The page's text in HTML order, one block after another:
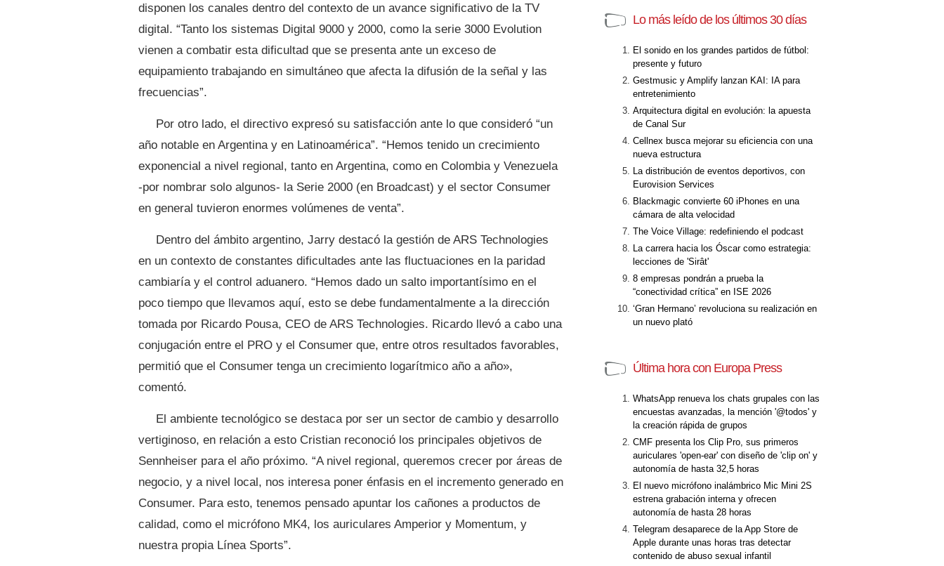
disponen los canales dentro del contexto de un avance significativo de la TV
digital. “Tanto los sistemas Digital 9000 y 2000, como la serie 3000 Evolution
vienen a combatir esta dificultad que se presenta ante un exceso de
equipamiento trabajando en simultáneo que afecta la difusión de la señal y las
frecuencias”.
Por otro lado, el directivo expresó su satisfacción ante lo que consideró “un
año notable en Argentina y en Latinoamérica”. “Hemos tenido un crecimiento
exponencial a nivel regional, tanto en Argentina, como en Colombia y Venezuela
-por nombrar solo algunos- la Serie 2000 (en Broadcast) y el sector Consumer
en general tuvieron enormes volúmenes de venta”.
Dentro del ámbito argentino, Jarry destacó la gestión de ARS Technologies
en un contexto de constantes dificultades ante las fluctuaciones en la paridad
cambiaría y el control aduanero. “Hemos dado un salto importantísimo en el
poco tiempo que llevamos aquí, esto se debe fundamentalmente a la dirección
tomada por Ricardo Pousa, CEO de ARS Technologies. Ricardo llevó a cabo una
conjugación entre el PRO y el Consumer que, entre otros resultados favorables,
permitió que el Consumer tenga un crecimiento logarítmico año a año»,
comentó.
El ambiente tecnológico se destaca por ser un sector de cambio y desarrollo
vertiginoso, en relación a esto Cristian reconoció los principales objetivos de
Sennheiser para el año próximo. “A nivel regional, queremos crecer por áreas de
negocio, y a nivel local, nos interesa poner énfasis en el incremento generado en
Consumer. Para esto, tenemos pensado apuntar los cañones a productos de
calidad, como el micrófono MK4, los auriculares Amperior y Momentum, y
nuestra propia Línea Sports”.
Lo más leído de los últimos 30 días
El sonido en los grandes partidos de fútbol:
presente y futuro
Gestmusic y Amplify lanzan KAI: IA para
entretenimiento
Arquitectura digital en evolución: la apuesta
de Canal Sur
Cellnex busca mejorar su eficiencia con una
nueva estructura
La distribución de eventos deportivos, con
Eurovision Services
Blackmagic convierte 60 iPhones en una
cámara de alta velocidad
The Voice Village: redefiniendo el podcast
La carrera hacia los Óscar como estrategia:
lecciones de 'Sirât'
8 empresas pondrán a prueba la
“conectividad crítica” en ISE 2026
‘Gran Hermano’ revoluciona su realización en
un nuevo plató
Última hora con Europa Press
WhatsApp renueva los chats grupales con las
encuestas avanzadas, la mención '@todos' y
la creación rápida de grupos
CMF presenta los Clip Pro, sus primeros
auriculares 'open-ear' con diseño de 'clip on' y
autonomía de hasta 32,5 horas
El nuevo micrófono inalámbrico Mic Mini 2S
estrena grabación interna y ofrecen
autonomía de hasta 28 horas
Telegram desaparece de la App Store de
Apple durante unas horas tras detectar
contenido de abuso sexual infantil